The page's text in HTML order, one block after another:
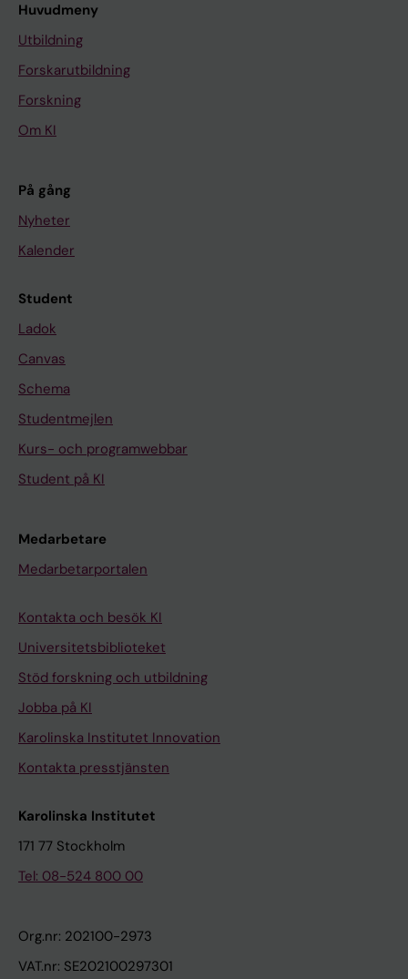
Huvudmeny
Utbildning
Forskarutbildning
Forskning
Om KI
På gång
Nyheter
Kalender
Student
Ladok
Canvas
Schema
Studentmejlen
Kurs- och programwebbar
Student på KI
Medarbetare
Medarbetarportalen
Kontakta och besök KI
Universitetsbiblioteket
Stöd forskning och utbildning
Jobba på KI
Karolinska Institutet Innovation
Kontakta presstjänsten
Karolinska Institutet
171 77 Stockholm
Tel: 08-524 800 00
Org.nr: 202100-2973
VAT.nr: SE202100297301